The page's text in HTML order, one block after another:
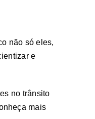
não só eles,
e
no trânsito
mais